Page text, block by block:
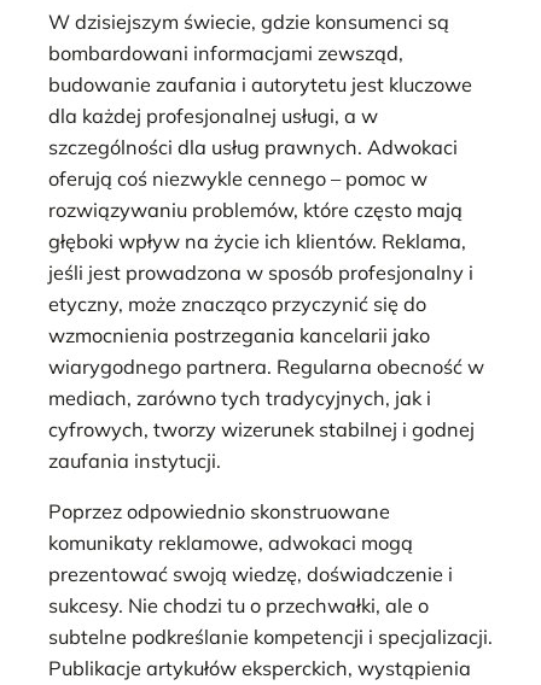
W dzisiejszym świecie, gdzie konsumenci są
bombardowani informacjami zewsząd,
budowanie zaufania i autorytetu jest kluczowe
dla każdej profesjonalnej usługi, a w
szczególności dla usług prawnych. Adwokaci
oferują coś niezwykle cennego – pomoc w
rozwiązywaniu problemów, które często mają
głęboki wpływ na życie ich klientów. Reklama,
jeśli jest prowadzona w sposób profesjonalny i
etyczny, może znacząco przyczynić się do
wzmocnienia postrzegania kancelarii jako
wiarygodnego partnera. Regularna obecność w
mediach, zarówno tych tradycyjnych, jak i
cyfrowych, tworzy wizerunek stabilnej i godnej
zaufania instytucji.
Poprzez odpowiednio skonstruowane
komunikaty reklamowe, adwokaci mogą
prezentować swoją wiedzę, doświadczenie i
sukcesy. Nie chodzi tu o przechwałki, ale o
subtelne podkreślanie kompetencji i specjalizacji.
Publikacje artykułów eksperckich, wystąpienia